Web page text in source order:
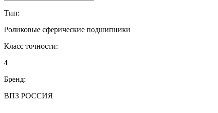
Тип:
Роликовые сферические подшипники
Класс точности:
4
Бренд:
ВПЗ РОССИЯ